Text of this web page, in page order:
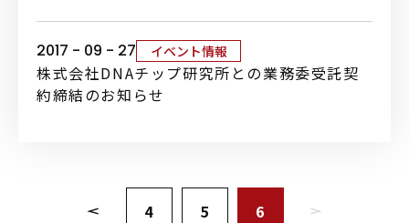
2017 - 09 - 27 イベント情報
株式会社DNAチップ研究所との業務委受託契
約締結のお知らせ
4 5 6